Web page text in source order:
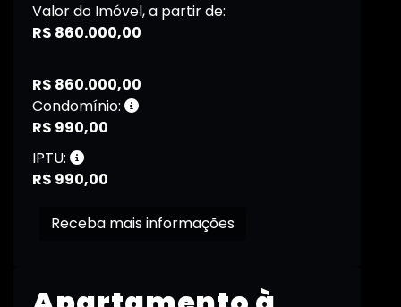
Valor do Imóvel, a partir de:
R$ 860.000,00
R$ 860.000,00
Condomínio:
R$ 990,00
IPTU:
R$ 990,00
Receba mais informações